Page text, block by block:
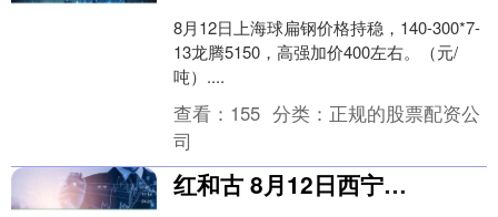
8月12日上海球扁钢价格持稳，140-300*7-
13龙腾5150，高强加价400左右。（元/
吨）....
查看： 155 分类： 正规的股票配资公
司
红和古 8月12日西宁市场镀锌管价格稳